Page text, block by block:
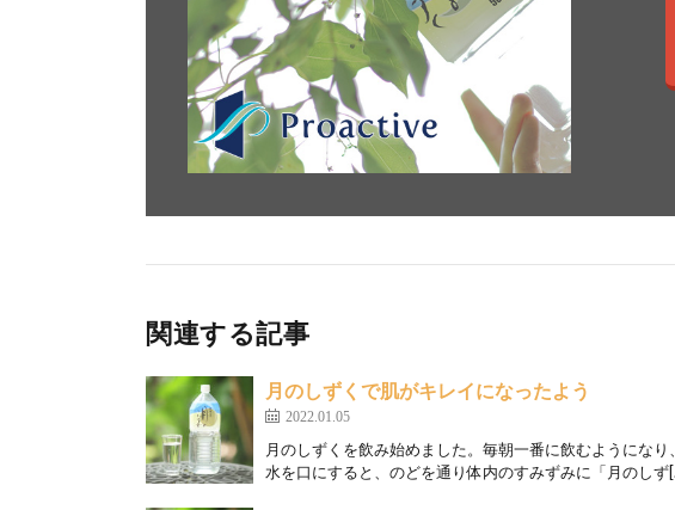
関連する記事
月のしずくで肌がキレイになったよう
2022.01.05
月のしずくを飲み始めました。毎朝一番に飲むようにな
水を口にすると、のどを通り体内のすみずみに「月のしず